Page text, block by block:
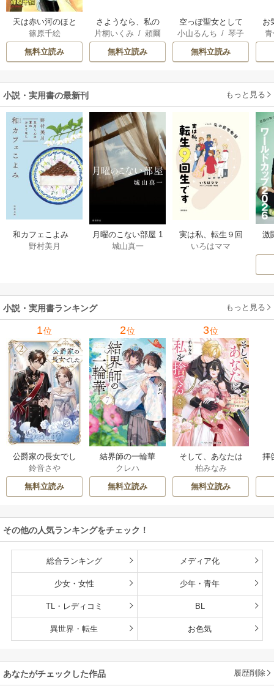
天は赤い河のほと
り
篠原千絵
無料立読み
さようなら、私の
冷遇生活 ～パーテ
ィーで声をかけて
きたのがヤバい男
片桐いくみ /頼爾
無料立読み
空っぽ聖女として
捨てられたはず
が、嫁ぎ先の皇帝
陛下に溺愛されて
小山るんち /琴子
無料立読み
お
小説・実用書の最新刊 もっと見る
和カフェこよみ
五月くんの夏のお
野村美月
月曜のこない部屋 1
巻
城山真一
実は私、転生９回
生です マンガ
いろはママ
激
小説・実用書ランキング もっと見る
1位
公爵家の長女でし
た
鈴音さや
無料立読み
2位
結界師の一輪華
クレハ
無料立読み
3位
そして、あなたは
私を捨てる
柏みなみ
無料立読み
拝
その他の人気ランキングをチェック！
総合ランキング メディア化
少女・女性 少年・青年
TL・レディコミ BL
異世界・転生 お色気
あなたがチェックした作品 履歴削除